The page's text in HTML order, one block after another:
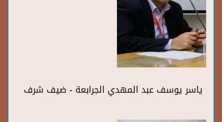
ياسر يوسف عبد المهدي الجرابعة - ضيف شرف